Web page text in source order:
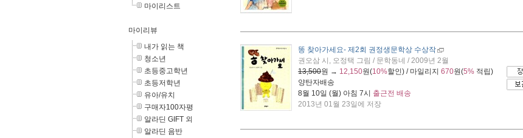
마이리스트
마이리뷰
내가 읽는 책
청소년
초등중고학년
초등저학년
유아/유치
구매자100자평
알라딘 GIFT 외
알라딘 음반
똥 찾아가세요- 제2회 권정생문학상 수상작
권오삼 시, 오정택 그림 / 문학동네 / 2009년 2월
13,500원 → 12,150원(10%할인) / 마일리지 670원(5% 적립)
양탄자배송
8월 10일 (월) 아침 7시 출근전 배송
2013년 01월 23일에 저장